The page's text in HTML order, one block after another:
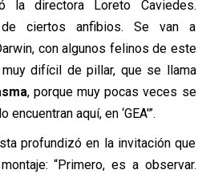
la directora Loreto Caviedes.
de ciertos anfibios. Se van a
con algunos felinos de este
difícil de pillar, que se llama
, porque muy pocas veces se
aquí, en ‘GEA'”.
profundizó en la invitación que
“Primero, es a observar.